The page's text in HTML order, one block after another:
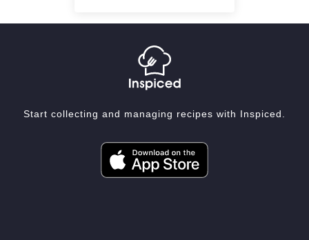
Start collecting and managing recipes with Inspiced.